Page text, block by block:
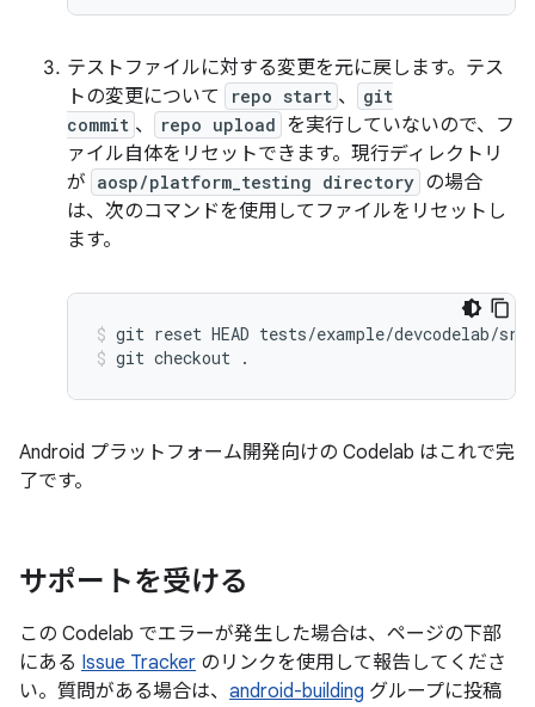
テストファイルに対する変更を元に戻します。テス
トの変更について
repo start 、
git
commit 、 repo upload を実行していないので、フ
ァイル自体をリセットできます。現行ディレクトリ
が aosp/platform_testing directory の場合
は、次のコマンドを使用してファイルをリセットし
ます。
git reset HEAD tests/example/devcodelab/
git checkout .
Android プラットフォーム開発向けの Codelab はこれで完
了です。
サポートを受ける
この Codelab でエラーが発生した場合は、ページの下部
にある Issue Tracker のリンクを使用して報告してくださ
い。質問がある場合は、 android-building グループに投稿